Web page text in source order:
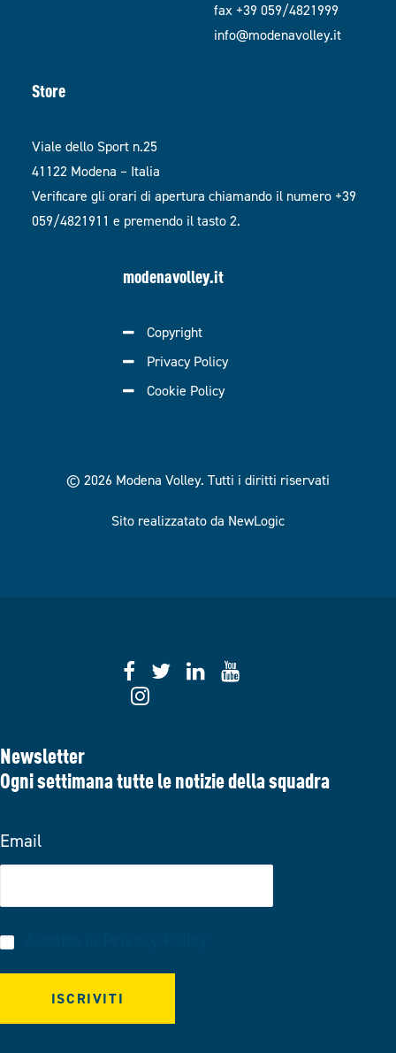
fax +39 059/4821999
info@modenavolley.it
Store
Viale dello Sport n.25
41122 Modena – Italia
Verificare gli orari di apertura chiamando il numero +39
059/4821911 e premendo il tasto 2.
modenavolley.it
Copyright
Privacy Policy
Cookie Policy
© 2026 Modena Volley. Tutti i diritti riservati
Sito realizzatato da NewLogic
Newsletter
Ogni settimana tutte le notizie della squadra
Email